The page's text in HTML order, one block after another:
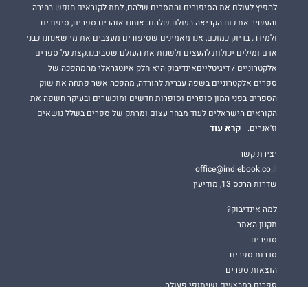
להפיץ לעולם את הסיפורים והמסרים שלהם, לתת לקוראים חופש בחירה
והעשיר את כוח הקריאה בעולם שלהם. אנחנו אוהבים ספרים, סיפורים
ולמידה, בדיוק כמוכם, אנו מאמינים שסיפורים מעצבים את מי שאנחנו כבני
אדם ומילים יכולות להעצים ולשנות את העולם שסביבנו.קצת על ספרים
אלקטרוניים / דיגיטלייםאינדיבוק היא חלק אינטגראלי מהמהפכה של
ספרים אלקטרוניים בשפה עברית להורדה, מהפכה אשר פתחה את שוק
הספרים בפני המון סופרים וסופרות חדשים ומוכשרים ובעיקר חשפה את
הקוראים הישראלים לעוד מבחר עצום ומרתק של ספרים בשלל נושאים
וז'אנרים.
קרא עוד
יצירת קשר
office@indiebook.co.il
שדרות הרכס 13, מודיעין
למה אינדיבוק?
תקנון האתר
סופרים
סדרות ספרים
הוצאות ספרים